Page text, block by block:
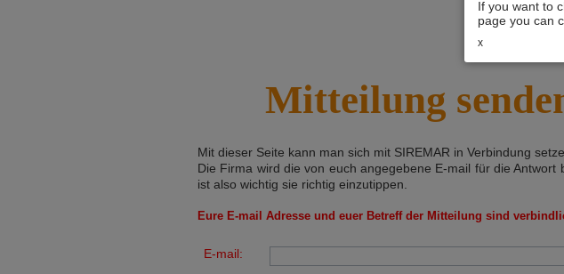
If you want to
page you can
x
Mitteilung
Mit dieser Seite kann man sich mit SIREMAR in Verbindung
Die Firma wird die von euch angegebene E-mail für die Antwort
ist also wichtig sie richtig einzutippen.
Eure E-mail Adresse und euer Betreff der Mitteilung sind
E-mail: